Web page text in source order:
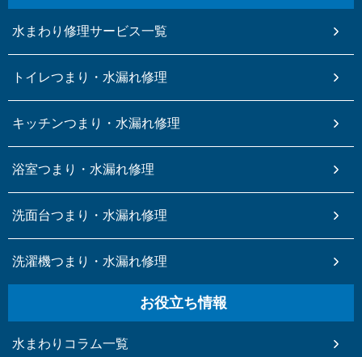
水まわり修理サービス一覧
トイレつまり・水漏れ修理
キッチンつまり・水漏れ修理
浴室つまり・水漏れ修理
洗面台つまり・水漏れ修理
洗濯機つまり・水漏れ修理
お役立ち情報
水まわりコラム一覧